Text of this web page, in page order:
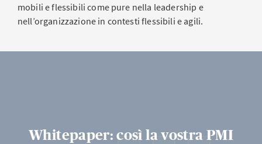
mobili e flessibili come pure nella leadership e
nell’organizzazione in contesti flessibili e agili.
Whitepaper: così la vostra PMI